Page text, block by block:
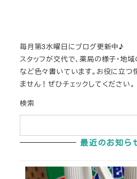
毎月第3水曜日にブログ更新中♪
スタッフが交代で、薬局の様子・地
など色々書いています。お役に立つ
ません！ぜひチェックしてください。
検索
最近のお知ら